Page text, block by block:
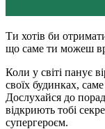
Ти хотів би
що саме ти можеш
Коли у світі панує
своїх будинках,
Дослухайся до
відкриють тобі
супергероєм.